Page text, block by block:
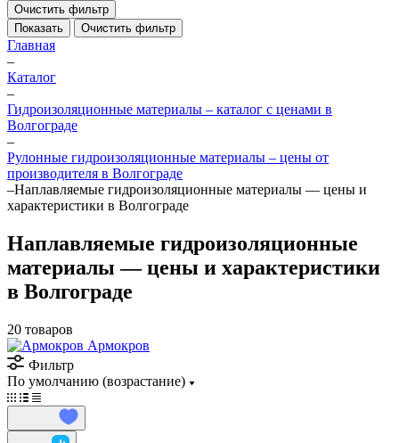
Очистить фильтр
Показать
Очистить фильтр
Главная
–
Каталог
–
Гидроизоляционные материалы – каталог с ценами в
Волгограде
–
Рулонные гидроизоляционные материалы – цены от
производителя в Волгограде
–Наплавляемые гидроизоляционные материалы — цены и
характеристики в Волгограде
Наплавляемые гидроизоляционные
материалы — цены и характеристики
в Волгограде
20 товаров
Армокров
Фильтр
По умолчанию (возрастание)